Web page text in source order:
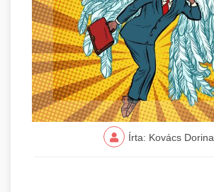
Írta: Kovács Dorina